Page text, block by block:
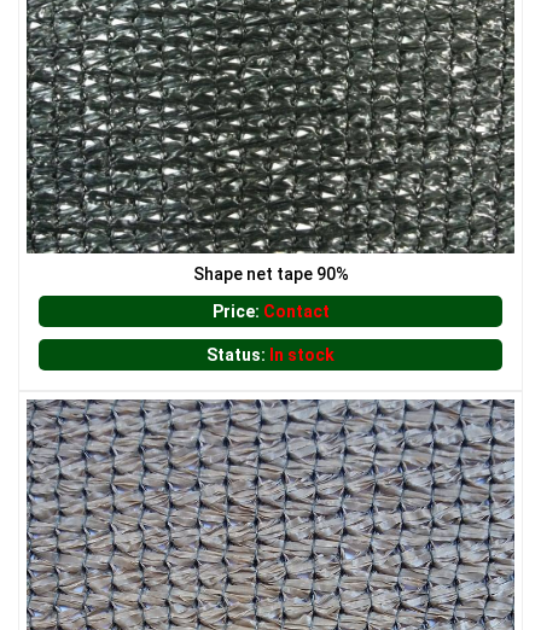
LƯỚI HÀNG RÀO HÌNH CHỮ NHẬT
LƯỚI CHẮN CHIM
Shape net tape 90%
Price: Contact
Status: In stock